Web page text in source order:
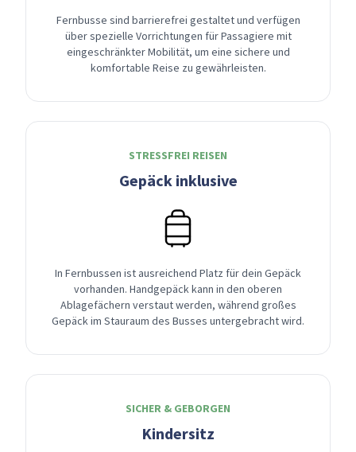
Fernbusse sind barrierefrei gestaltet und verfügen
über spezielle Vorrichtungen für Passagiere mit
eingeschränkter Mobilität, um eine sichere und
komfortable Reise zu gewährleisten.
STRESSFREI REISEN
Gepäck inklusive
In Fernbussen ist ausreichend Platz für dein Gepäck
vorhanden. Handgepäck kann in den oberen
Ablagefächern verstaut werden, während großes
Gepäck im Stauraum des Busses untergebracht wird.
SICHER & GEBORGEN
Kindersitz